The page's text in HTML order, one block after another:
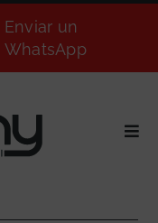
Enviar un
WhatsApp